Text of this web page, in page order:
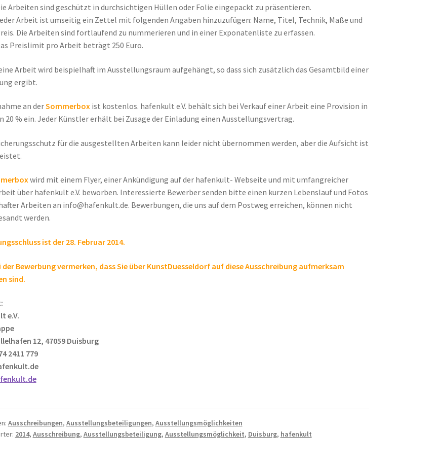
Arbeiten sind geschützt in durchsichtigen Hüllen oder Folie eingepackt zu präsentieren.
Arbeit ist umseitig ein Zettel mit folgenden Angaben hinzuzufügen: Name, Titel, Technik, Maße und
Die Arbeiten sind fortlaufend zu nummerieren und in einer Exponatenliste zu erfassen.
Preislimit pro Arbeit beträgt 250 Euro.
Arbeit wird beispielhaft im Ausstellungsraum aufgehängt, so dass sich zusätzlich das Gesamtbild einer
ergibt.
an derSommerboxist kostenlos. hafenkult e.V. behält sich bei Verkauf einer Arbeit eine Provision in
20 % ein. Jeder Künstler erhält bei Zusage der Einladung einen Ausstellungsvertrag.
für die ausgestellten Arbeiten kann leider nicht übernommen werden, aber die Aufsicht ist
wird mit einem Flyer, einer Ankündigung auf der hafenkult- Webseite und mit umfangreicher
über hafenkult e.V. beworben. Interessierte Bewerber senden bitte einen kurzen Lebenslauf und Fotos
Arbeiten an info@hafenkult.de. Bewerbungen, die uns auf dem Postweg erreichen, können nicht
werden.
ist der 28. Februar 2014.
Bewerbung vermerken, dass Sie über KunstDuesseldorf auf diese Ausschreibung aufmerksam
sind.
e.V.
12, 47059 Duisburg
2411 779
Ausschreibungen, Ausstellungsbeteiligungen, Ausstellungsmöglichkeiten
2014, Ausschreibung, Ausstellungsbeteiligung, Ausstellungsmöglichkeit, Duisburg, hafenkult